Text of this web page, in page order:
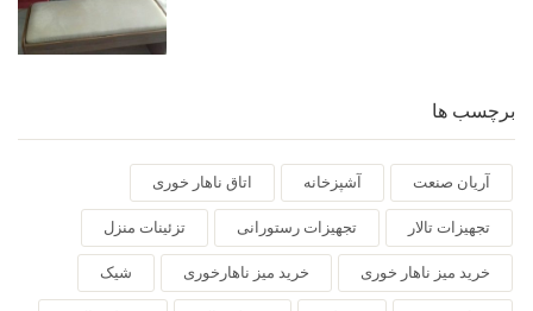
برچسب ها
آریان صنعت آشپزخانه اتاق ناهار خوری
تجهیزات تالار تجهیزات رستورانی تزئینات منزل
خرید میز ناهار خوری خرید میز ناهارخوری شیک